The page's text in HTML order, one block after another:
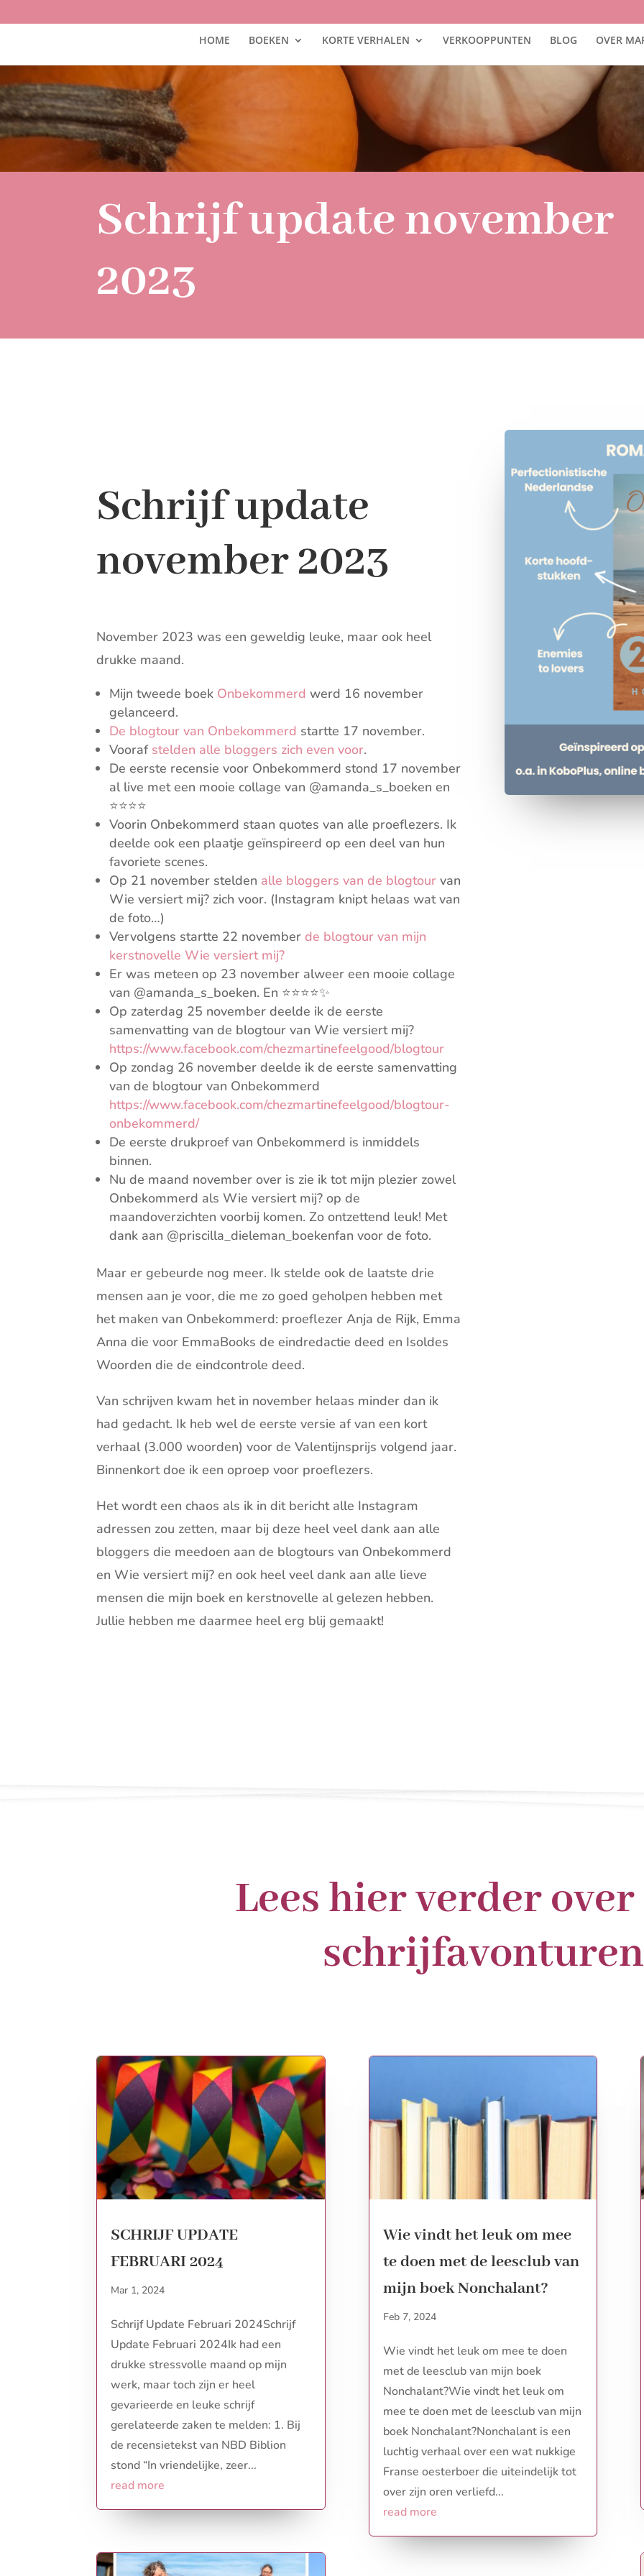
HOME BOEKEN KORTE VERHALEN VERKOOPPUNTEN BLOG OVER
Schrijf update november
2023
Schrijf update
november 2023
November 2023 was een geweldig leuke, maar ook heel
drukke maand.
Mijn tweede boek Onbekommerd werd 16 november
gelanceerd.
De blogtour van Onbekommerd startte 17 november.
Vooraf stelden alle bloggers zich even voor.
De eerste recensie voor Onbekommerd stond 17 november
al live met een mooie collage van @amanda_s_boeken en
⭐⭐⭐⭐
Voorin Onbekommerd staan quotes van alle proeflezers. Ik
deelde ook een plaatje geïnspireerd op een deel van hun
favoriete scenes.
Op 21 november stelden alle bloggers van de blogtour van
Wie versiert mij? zich voor. (Instagram knipt helaas wat van
de foto…)
Vervolgens startte 22 november de blogtour van mijn
kerstnovelle Wie versiert mij?
Er was meteen op 23 november alweer een mooie collage
van @amanda_s_boeken. En ⭐⭐⭐⭐✨
Op zaterdag 25 november deelde ik de eerste
samenvatting van de blogtour van Wie versiert mij?
https://www.facebook.com/chezmartinefeelgood/blogtour
Op zondag 26 november deelde ik de eerste samenvatting
van de blogtour van Onbekommerd
https://www.facebook.com/chezmartinefeelgood/blogtour-
onbekommerd/
De eerste drukproef van Onbekommerd is inmiddels
binnen.
Nu de maand november over is zie ik tot mijn plezier zowel
Onbekommerd als Wie versiert mij? op de
maandoverzichten voorbij komen. Zo ontzettend leuk! Met
dank aan @priscilla_dieleman_boekenfan voor de foto.
Maar er gebeurde nog meer. Ik stelde ook de laatste drie
mensen aan je voor, die me zo goed geholpen hebben met
het maken van Onbekommerd: proeflezer Anja de Rijk, Emma
Anna die voor EmmaBooks de eindredactie deed en Isoldes
Woorden die de eindcontrole deed.
Van schrijven kwam het in november helaas minder dan ik
had gedacht. Ik heb wel de eerste versie af van een kort
verhaal (3.000 woorden) voor de Valentijnsprijs volgend jaar.
Binnenkort doe ik een oproep voor proeflezers.
Het wordt een chaos als ik in dit bericht alle Instagram
adressen zou zetten, maar bij deze heel veel dank aan alle
bloggers die meedoen aan de blogtours van Onbekommerd
en Wie versiert mij? en ook heel veel dank aan alle lieve
mensen die mijn boek en kerstnovelle al gelezen hebben.
Jullie hebben me daarmee heel erg blij gemaakt!
Lees hier verder
schrijfavonturen
SCHRIJF UPDATE
FEBRUARI 2024
Mar 1, 2024
Schrijf Update Februari 2024Schrijf
Update Februari 2024Ik had een
drukke stressvolle maand op mijn
werk, maar toch zijn er heel
gevarieerde en leuke schrijf
gerelateerde zaken te melden: 1. Bij
de recensietekst van NBD Biblion
stond “In vriendelijke, zeer...
read more
Wie vindt het leuk om mee
te doen met de leesclub van
mijn boek Nonchalant?
Feb 7, 2024
Wie vindt het leuk om mee te doen
met de leesclub van mijn boek
Nonchalant?Wie vindt het leuk om
mee te doen met de leesclub van mijn
boek Nonchalant?Nonchalant is een
luchtig verhaal over een wat nukkige
Franse oesterboer die uiteindelijk tot
over zijn oren verliefd...
read more